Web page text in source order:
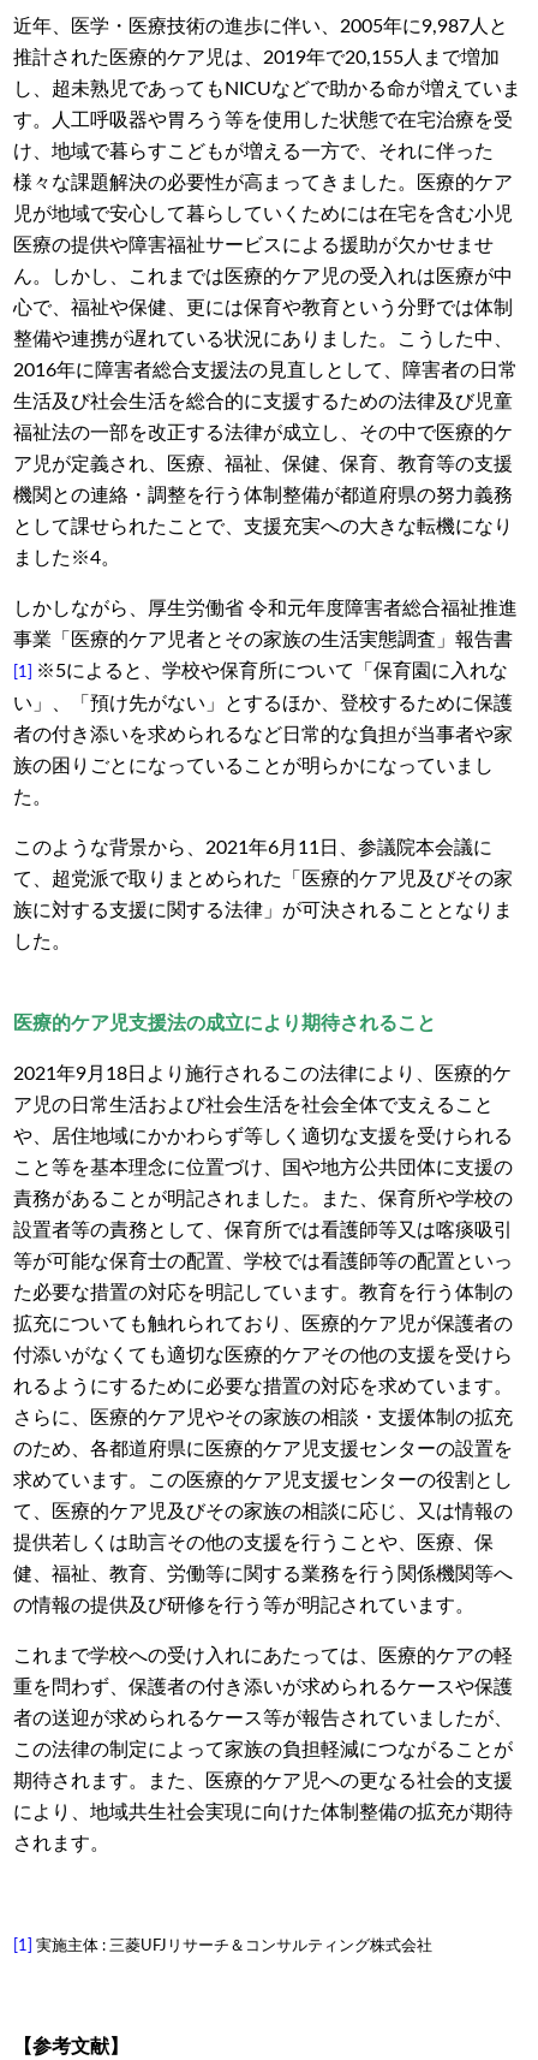
近年、医学・医療技術の進歩に伴い、2005年に9,987人と
推計された医療的ケア児は、2019年で20,155人まで増加
し、超未熟児であってもNICUなどで助かる命が増えていま
す。人工呼吸器や胃ろう等を使用した状態で在宅治療を受
け、地域で暮らすこどもが増える一方で、それに伴った
様々な課題解決の必要性が高まってきました。医療的ケア
児が地域で安心して暮らしていくためには在宅を含む小児
医療の提供や障害福祉サービスによる援助が欠かせませ
ん。しかし、これまでは医療的ケア児の受入れは医療が中
心で、福祉や保健、更には保育や教育という分野では体制
整備や連携が遅れている状況にありました。こうした中、
2016年に障害者総合支援法の見直しとして、障害者の日常
生活及び社会生活を総合的に支援するための法律及び児童
福祉法の一部を改正する法律が成立し、その中で医療的ケ
ア児が定義され、医療、福祉、保健、保育、教育等の支援
機関との連絡・調整を行う体制整備が都道府県の努力義務
として課せられたことで、支援充実への大きな転機になり
ました※4。
しかしながら、厚生労働省 令和元年度障害者総合福祉推進
事業「医療的ケア児者とその家族の生活実態調査」報告書
[1]
※5によると、学校や保育所について「保育園に入れな
い」、「預け先がない」とするほか、登校するために保護
者の付き添いを求められるなど日常的な負担が当事者や家
族の困りごとになっていることが明らかになっていまし
た。
このような背景から、2021年6月11日、参議院本会議に
て、超党派で取りまとめられた「医療的ケア児及びその家
族に対する支援に関する法律」が可決されることとなりま
した。
医療的ケア児支援法の成立により期待されること
2021年9月18日より施行されるこの法律により、医療的ケ
ア児の日常生活および社会生活を社会全体で支えること
や、居住地域にかかわらず等しく適切な支援を受けられる
こと等を基本理念に位置づけ、国や地方公共団体に支援の
責務があることが明記されました。また、保育所や学校の
設置者等の責務として、保育所では看護師等又は喀痰吸引
等が可能な保育士の配置、学校では看護師等の配置といっ
た必要な措置の対応を明記しています。教育を行う体制の
拡充についても触れられており、医療的ケア児が保護者の
付添いがなくても適切な医療的ケアその他の支援を受けら
れるようにするために必要な措置の対応を求めています。
さらに、医療的ケア児やその家族の相談・支援体制の拡充
のため、各都道府県に医療的ケア児支援センターの設置を
求めています。この医療的ケア児支援センターの役割とし
て、医療的ケア児及びその家族の相談に応じ、又は情報の
提供若しくは助言その他の支援を行うことや、医療、保
健、福祉、教育、労働等に関する業務を行う関係機関等へ
の情報の提供及び研修を行う等が明記されています。
これまで学校への受け入れにあたっては、医療的ケアの軽
重を問わず、保護者の付き添いが求められるケースや保護
者の送迎が求められるケース等が報告されていましたが、
この法律の制定によって家族の負担軽減につながることが
期待されます。また、医療的ケア児への更なる社会的支援
により、地域共生社会実現に向けた体制整備の拡充が期待
されます。
[1] 実施主体 : 三菱UFJリサーチ＆コンサルティング株式会社
【参考文献】